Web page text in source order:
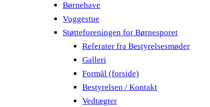
Børnehave
Vuggestue
Støtteforeningen for Børnesporet
Referater fra Bestyrelsesmøder
Galleri
Formål (forside)
Bestyrelsen / Kontakt
Vedtægter